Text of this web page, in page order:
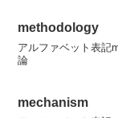
methodology
アルファベット表記
論
mechanism